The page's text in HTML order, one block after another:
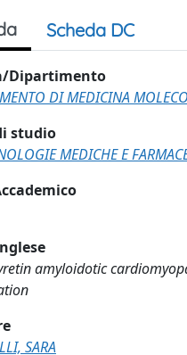
Scheda DC
Dipartimento
DI MEDICINA
studio
MEDICHE E
amyloidotic
SARA